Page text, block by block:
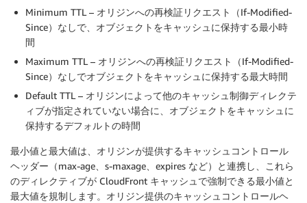
Minimum TTL – オリジンへの再検証リクエスト（If-Modified-
Since）なしで、オブジェクトをキャッシュに保持する最小時
間
Maximum TTL – オリジンへの再検証リクエスト（If-Modified-
Since）なしでオブジェクトをキャッシュに保持する最大時間
Default TTL – オリジンによって他のキャッシュ制御ディレクテ
ィブが指定されていない場合に、オブジェクトをキャッシュに
保持するデフォルトの時間
最小値と最大値は、オリジンが提供するキャッシュコントロール
ヘッダー（max-age、s-maxage、expires など）と連携し、これら
のディレクティブが CloudFront キャッシュで強制できる最小値と
最大値を規制します。オリジン提供のキャッシュコントロールヘ